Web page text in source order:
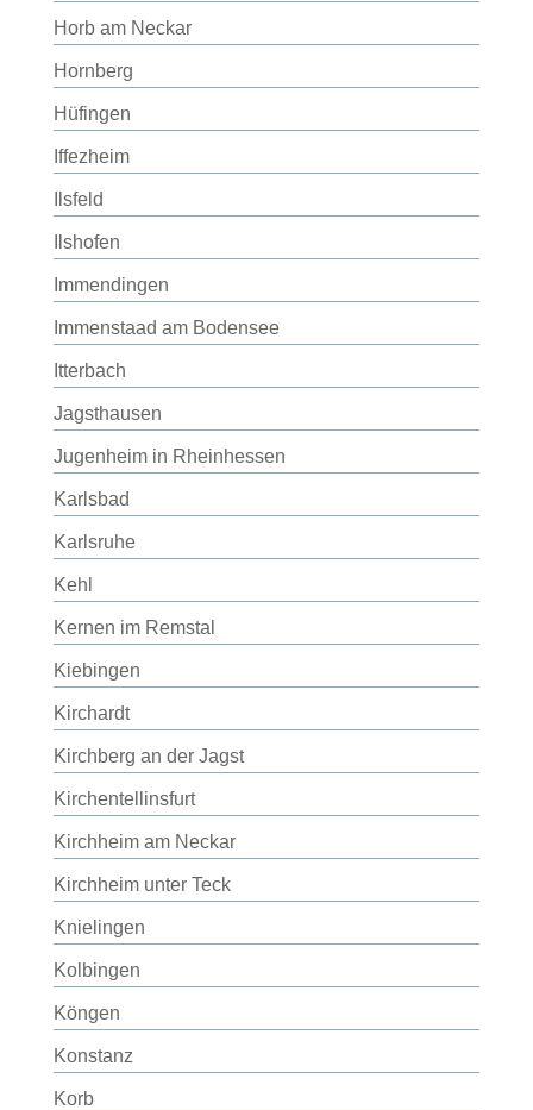
Horb am Neckar
Hornberg
Hüfingen
Iffezheim
Ilsfeld
Ilshofen
Immendingen
Immenstaad am Bodensee
Itterbach
Jagsthausen
Jugenheim in Rheinhessen
Karlsbad
Karlsruhe
Kehl
Kernen im Remstal
Kiebingen
Kirchardt
Kirchberg an der Jagst
Kirchentellinsfurt
Kirchheim am Neckar
Kirchheim unter Teck
Knielingen
Kolbingen
Köngen
Konstanz
Korb